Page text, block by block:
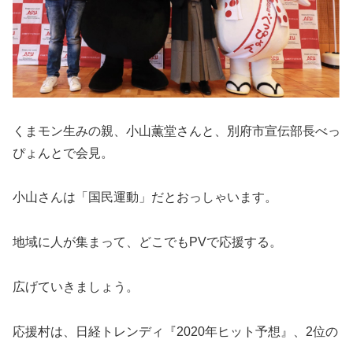
くまモン生みの親、小山薫堂さんと、別府市宣伝部長べっ
ぴょんとで会見。
小山さんは「国民運動」だとおっしゃいます。
地域に人が集まって、どこでも PVで応援する。
広げていきましょう。
応援村は、日経トレンディ『2020年ヒット予想』、 2位の